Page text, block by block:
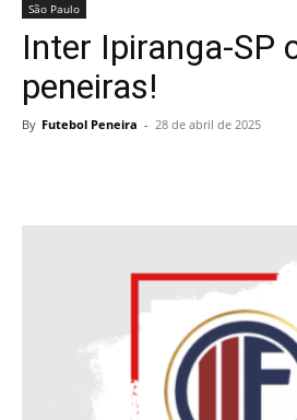
São Paulo
Inter Ipiranga-SP
peneiras!
By Futebol Peneira - 28 de abril de 2025